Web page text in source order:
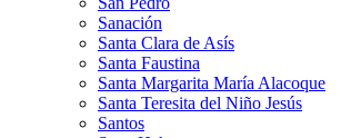
Sanación
Santa Clara de Asís
Santa Faustina
Santa Margarita María Alacoque
Santa Teresita del Niño Jesús
Santos